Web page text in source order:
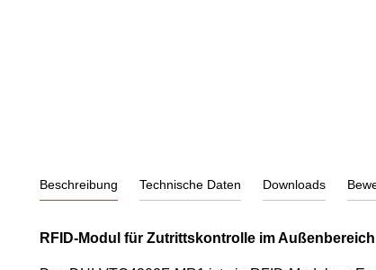
Beschreibung Technische Daten Downloads
RFID-Modul für Zutrittskontrolle im Außenbereich